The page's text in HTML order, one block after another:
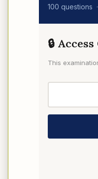
100 questions
🔒
This